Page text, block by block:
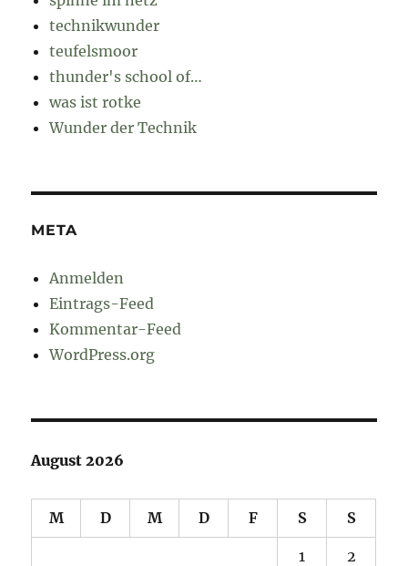
technikwunder
teufelsmoor
thunder's school of…
was ist rotke
Wunder der Technik
META
Anmelden
Eintrags-Feed
Kommentar-Feed
WordPress.org
August 2026
M D M D F S S
1 2